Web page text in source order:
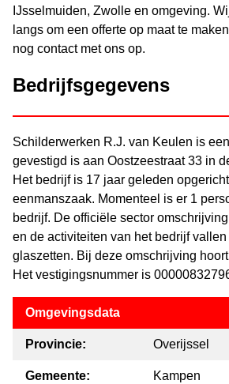
IJsselmuiden, Zwolle en omgeving.
langs om een offerte op maat te
nog contact met ons op.
Bedrijfsgegevens
Schilderwerken R.J. van Keulen is
gevestigd is aan Oostzeestraat 33 in
Het bedrijf is 17 jaar geleden
eenmanszaak. Momenteel is er 1
bedrijf. De officiële sector
en de activiteiten van het bedrijf
glaszetten. Bij deze omschrijving
Het vestigingsnummer is
Omgevingsdata
Provincie: Overijssel
Gemeente: Kampen